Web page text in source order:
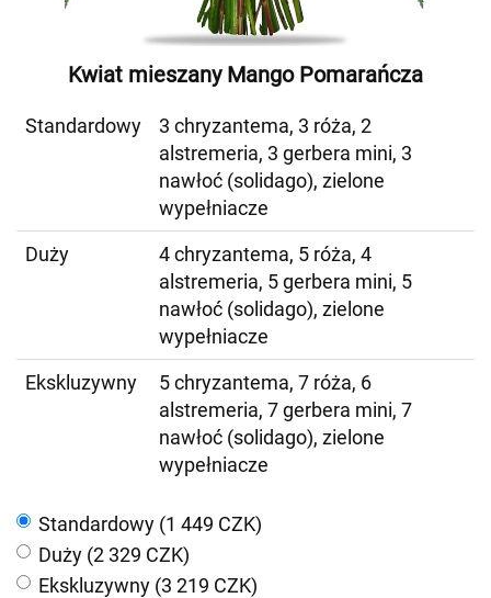
Kwiat mieszany Mango Pomarańcza
Standardowy
3 chryzantema, 3 róża, 2
alstremeria, 3 gerbera mini, 3
nawłoć (solidago), zielone
wypełniacze
Duży
4 chryzantema, 5 róża, 4
alstremeria, 5 gerbera mini, 5
nawłoć (solidago), zielone
wypełniacze
Ekskluzywny
5 chryzantema, 7 róża, 6
alstremeria, 7 gerbera mini, 7
nawłoć (solidago), zielone
wypełniacze
Standardowy (1 449 CZK)
Duży (2 329 CZK)
Ekskluzywny (3 219 CZK)